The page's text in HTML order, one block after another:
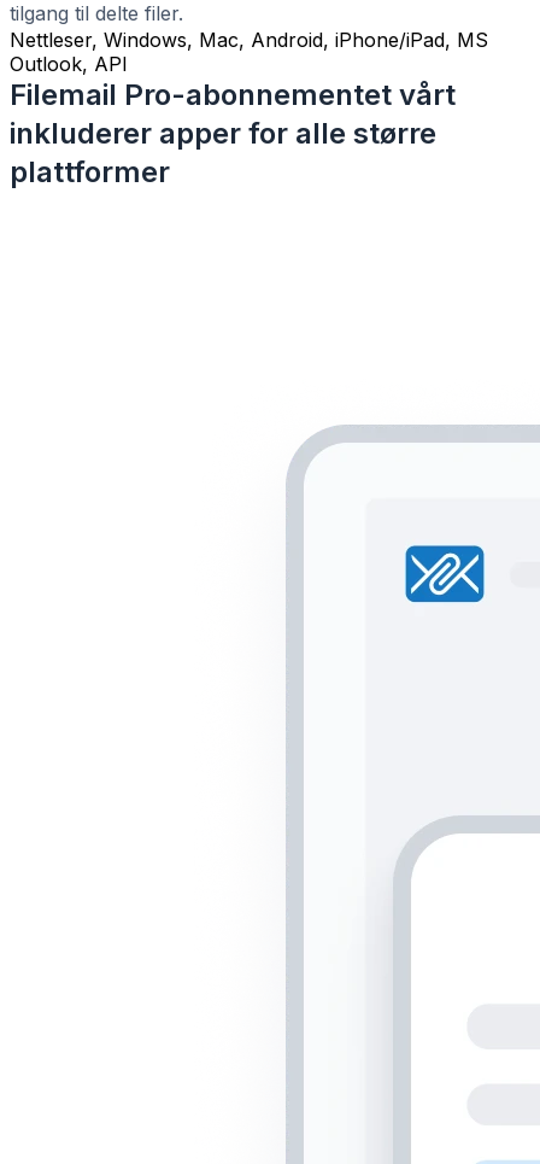
tilgang til delte filer.
Nettleser, Windows, Mac, Android, iPhone/iPad, MS
Outlook, API
Filemail Pro-abonnementet vårt
inkluderer apper for alle større
plattformer